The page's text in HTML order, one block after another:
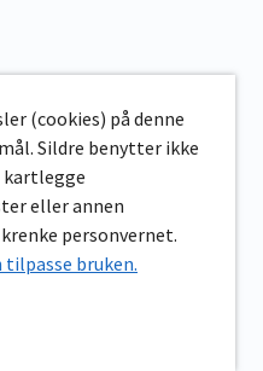
(cookies) på denne
Sildre benytter ikke
eller annen
personvernet.
tilpasse bruken.